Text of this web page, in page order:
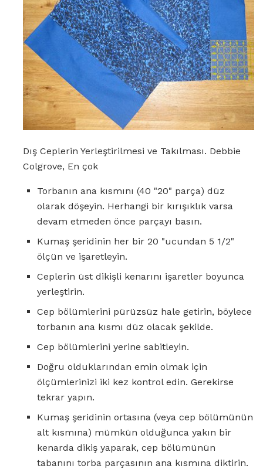
Dış Ceplerin Yerleştirilmesi ve Takılması. Debbie
Colgrove, En çok
Torbanın ana kısmını (40 "20" parça) düz
olarak döşeyin. Herhangi bir kırışıklık varsa
devam etmeden önce parçayı basın.
Kumaş şeridinin her bir 20 "ucundan 5 1/2"
ölçün ve işaretleyin.
Ceplerin üst dikişli kenarını işaretler boyunca
yerleştirin.
Cep bölümlerini pürüzsüz hale getirin, böylece
torbanın ana kısmı düz olacak şekilde.
Cep bölümlerini yerine sabitleyin.
Doğru olduklarından emin olmak için
ölçümlerinizi iki kez kontrol edin. Gerekirse
tekrar yapın.
Kumaş şeridinin ortasına (veya cep bölümünün
alt kısmına) mümkün olduğunca yakın bir
kenarda dikiş yaparak, cep bölümünün
tabanını torba parçasının ana kısmına diktirin.